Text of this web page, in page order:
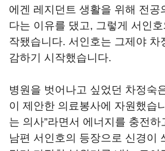
에겐 레지던트 생활을 위해 전공
다는 이유를 댔고, 그렇게 서인
작됐습니다. 서인호는 그제야 차
감하기 시작했습니다.
병원을 벗어나고 싶었던 차정숙
이 제안한 의료봉사에 자원했습
는 의사”라면서 에너지를 충전하
남편 서인호의 등장으로 신경이